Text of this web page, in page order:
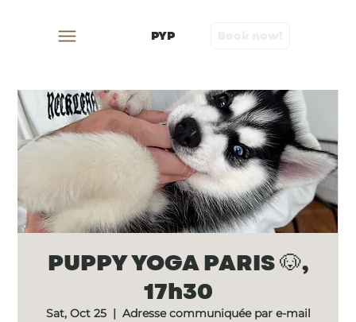
PYP
PUPPY YOGA PARIS 🐶,
17h30
Sat, Oct 25
  |
Adresse communiquée par e-mail